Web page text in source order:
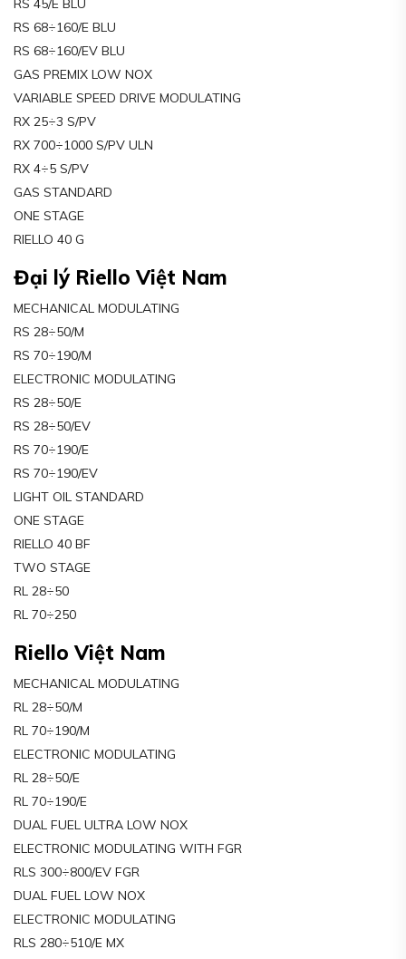
RS 45/E BLU
RS 68÷160/E BLU
RS 68÷160/EV BLU
GAS PREMIX LOW NOX
VARIABLE SPEED DRIVE MODULATING
RX 25÷3 S/PV
RX 700÷1000 S/PV ULN
RX 4÷5 S/PV
GAS STANDARD
ONE STAGE
RIELLO 40 G
Đại lý Riello Việt Nam
MECHANICAL MODULATING
RS 28÷50/M
RS 70÷190/M
ELECTRONIC MODULATING
RS 28÷50/E
RS 28÷50/EV
RS 70÷190/E
RS 70÷190/EV
LIGHT OIL STANDARD
ONE STAGE
RIELLO 40 BF
TWO STAGE
RL 28÷50
RL 70÷250
Riello Việt Nam
MECHANICAL MODULATING
RL 28÷50/M
RL 70÷190/M
ELECTRONIC MODULATING
RL 28÷50/E
RL 70÷190/E
DUAL FUEL ULTRA LOW NOX
ELECTRONIC MODULATING WITH FGR
RLS 300÷800/EV FGR
DUAL FUEL LOW NOX
ELECTRONIC MODULATING
RLS 280÷510/E MX